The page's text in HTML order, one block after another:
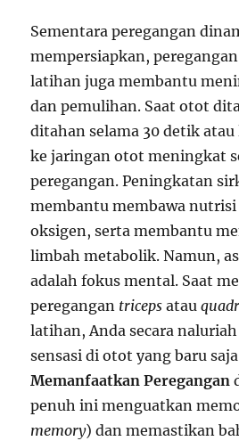
Sementara peregangan
mempersiapkan,
latihan juga membantu
dan pemulihan. Saat otot
ditahan selama 30 detik
ke jaringan otot meningkat
peregangan. Peningkatan
membantu membawa
oksigen, serta membantu
limbah metabolik. Namun,
adalah fokus mental. Saat
peregangan triceps atau
latihan, Anda secara
sensasi di otot yang baru
Memanfaatkan Peregangan
penuh ini menguatkan
memory) dan memastikan